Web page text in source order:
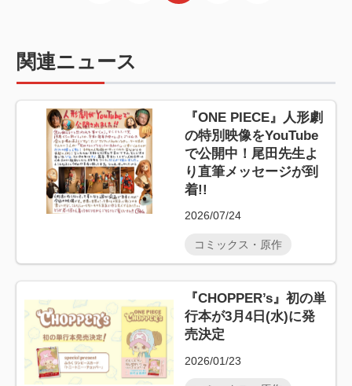
関連ニュース
『ONE PIECE』人形劇
の特別映像をYouTube
で公開中！尾田先生よ
り直筆メッセージが到
着!!
2026/07/24
コミックス・原作
『CHOPPER’s』初の単
行本が3月4日(水)に発
売決定
2026/01/23